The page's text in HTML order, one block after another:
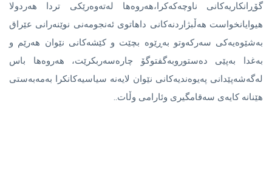
گۆڕانکاریەکانی ناوچەکەکرا،هەروەها لەتەوەرێکی تردا هەردولا
هیوایانخواست هەڵبژاردنەکانی داهاتوی ئەنجومەنی نوێنەرانی عێراق
بەشێوەیەکی سەرکەوتو بەڕێوە بچێت و کێشەکانی نێوان هەرێم و
بەغدا بەپێی دەستوروبەگفتوگۆ چارەسەربکرێت، هەروەها باس
لەگەشەپێدانی پەیوەندیەکانی نێوان لایەنە سیاسیەکانکرا بەمەبەستی
هێنانە کایەی سەقامگیری وئارامی وڵات..